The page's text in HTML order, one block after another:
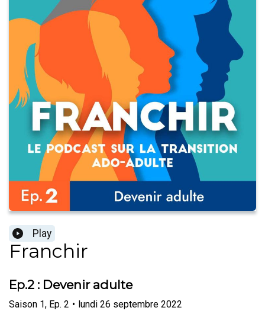
Play
Franchir
Ep.2 : Devenir adulte
Saison 1, Ep. 2 • lundi 26 septembre 2022